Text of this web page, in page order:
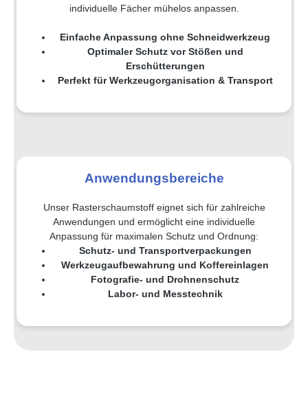
individuelle Fächer mühelos anpassen.
Einfache Anpassung ohne Schneidwerkzeug
Optimaler Schutz vor Stößen und
Erschütterungen
Perfekt für Werkzeugorganisation & Transport
Anwendungsbereiche
Unser Rasterschaumstoff eignet sich für zahlreiche
Anwendungen und ermöglicht eine individuelle
Anpassung für maximalen Schutz und Ordnung:
Schutz- und Transportverpackungen
Werkzeugaufbewahrung und Koffereinlagen
Fotografie- und Drohnenschutz
Labor- und Messtechnik